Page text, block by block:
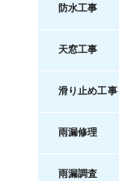
防水工事
天窓工事
滑り止め工事
雨漏修理
雨漏調査